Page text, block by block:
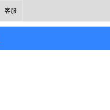
客服